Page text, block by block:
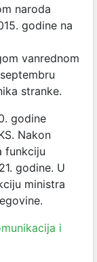
naroda
godine na
vanrednom
stranke.
godine
Nakon
funkciju
godine. U
ministra
i